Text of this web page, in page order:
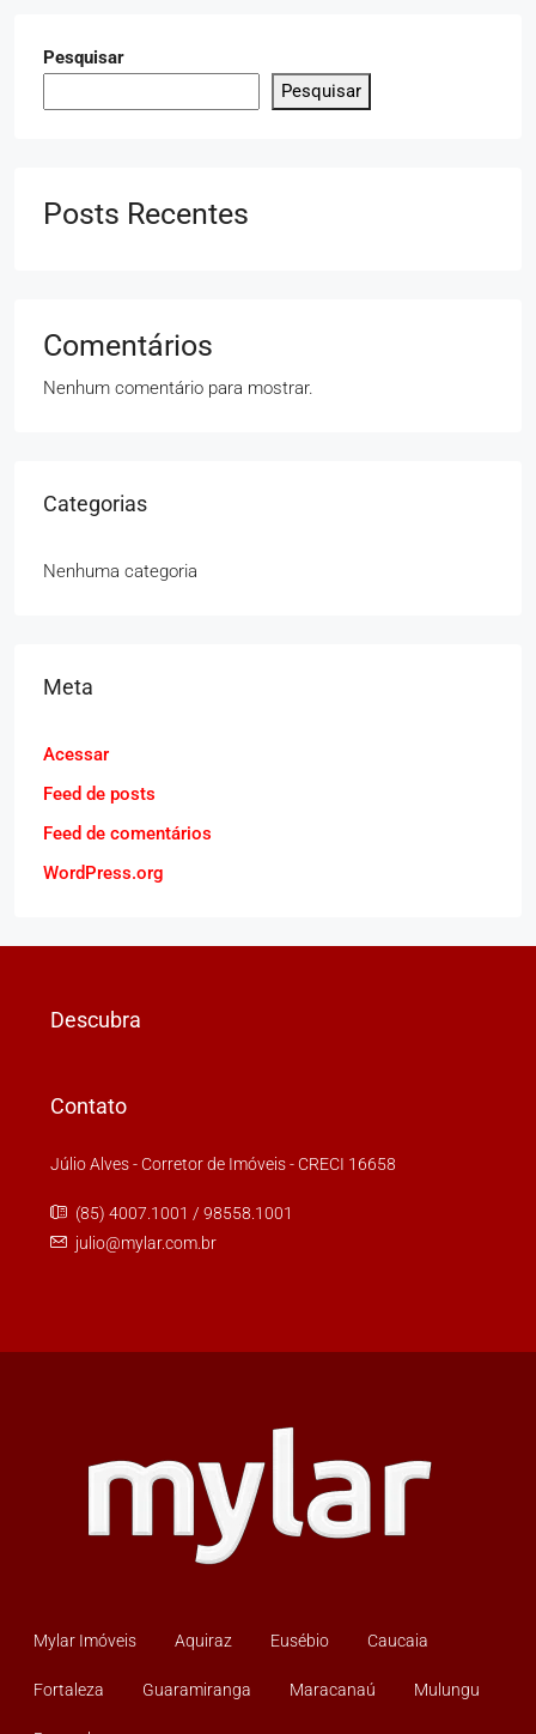
Pesquisar
Pesquisar
Posts Recentes
Comentários
Nenhum comentário para mostrar.
Categorias
Nenhuma categoria
Meta
Acessar
Feed de posts
Feed de comentários
WordPress.org
Descubra
Contato
Júlio Alves - Corretor de Imóveis - CRECI 16658
(85) 4007.1001 / 98558.1001
julio@mylar.com.br
Mylar Imóveis Aquiraz Eusébio Caucaia
Fortaleza Guaramiranga Maracanaú Mulungu